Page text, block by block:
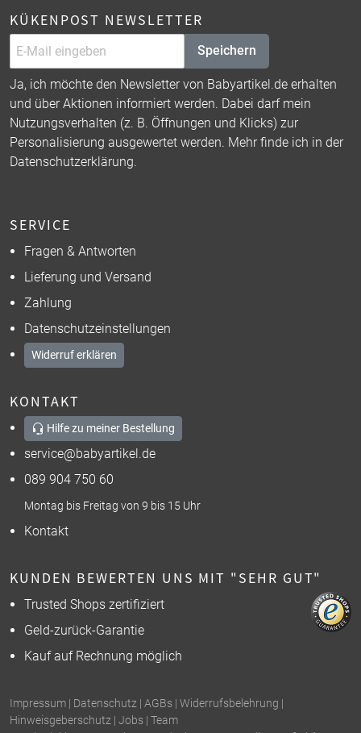
KÜKENPOST NEWSLETTER
Speichern
Ja, ich möchte den Newsletter von Babyartikel.de erhalten
und über Aktionen informiert werden. Dabei darf mein
Nutzungsverhalten (z. B. Öffnungen und Klicks) zur
Personalisierung ausgewertet werden. Mehr finde ich in der
Datenschutzerklärung.
SERVICE
Fragen & Antworten
Lieferung und Versand
Zahlung
Datenschutzeinstellungen
Widerruf erklären
KONTAKT
Hilfe zu meiner Bestellung
service@babyartikel.de
089 904 750 60
Montag bis Freitag von 9 bis 15 Uhr
Kontakt
KUNDEN BEWERTEN UNS MIT "SEHR GUT"
Trusted Shops zertifiziert
Geld-zurück-Garantie
Kauf auf Rechnung möglich
Impressum | Datenschutz | AGBs | Widerrufsbelehrung |
Hinweisgeberschutz | Jobs | Team